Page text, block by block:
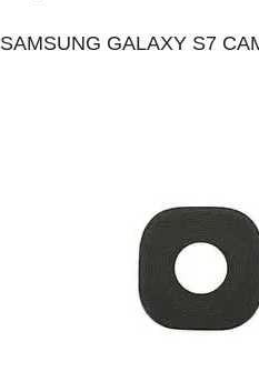
SAMSUNG GALAXY S7